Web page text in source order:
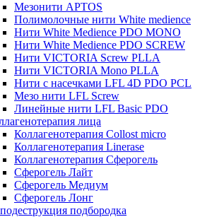
Мезонити APTOS
Полимолочные нити White medience
Нити White Medience PDO MONO
Нити White Medience PDO SCREW
Нити VICTORIA Screw PLLA
Нити VICTORIA Mono PLLA
Нити с насечками LFL 4D PDO PCL
Мезо нити LFL Screw
Линейные нити LFL Basic PDO
лица
Коллагенотерапия Collost micro
Коллагенотерапия Linerase
Коллагенотерапия Сферогель
Сферогель Лайт
Сферогель Медиум
Сферогель Лонг
подбородка